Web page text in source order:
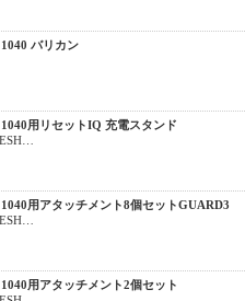
バリカン
用リセットIQ 充電スタンド
用アタッチメント8個セットGUARD3
用アタッチメント2個セット